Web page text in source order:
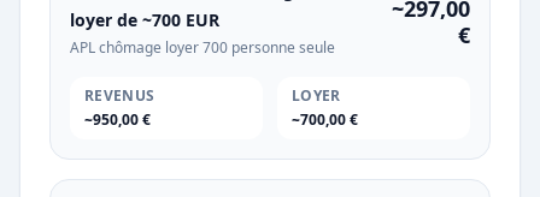
loyer de ~700 EUR
APL chômage loyer 700 personne seule
~297,00
€
REVENUS
~950,00 €
LOYER
~700,00 €